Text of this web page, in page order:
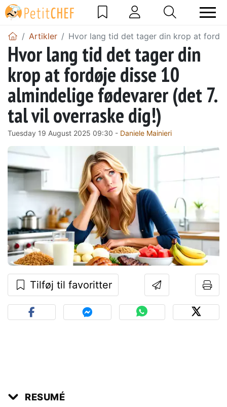
Artikler Hvor lang tid det tager din krop at
Hvor lang tid det tager din
krop at fordøje disse 10
almindelige fødevarer (det 7.
tal vil overraske dig!)
Tuesday 19 August 2025 09:30 - Daniele Mainieri
Tilføj til favoritter
RESUMÉ